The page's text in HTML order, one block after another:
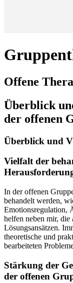
Offene
Überblick
der offenen
Überblick und
Vielfalt der
In der offenen
behandelt werden,
Emotionsregulation,
helfen neben mir, die
Lösungsansätzen.
theoretische und
bearbeiteten
Stärkung der
der offenen